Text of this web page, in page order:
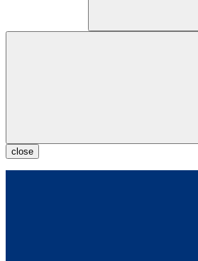
close